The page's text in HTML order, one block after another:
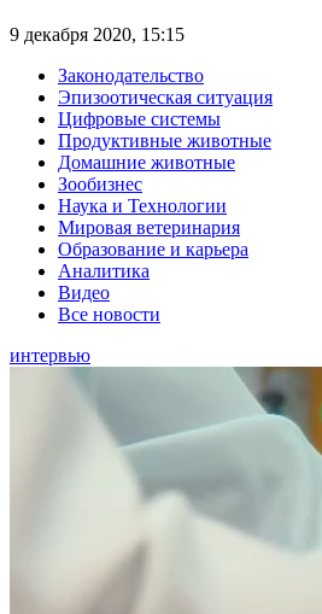
9 декабря 2020, 15:15
Законодательство
Эпизоотическая ситуация
Цифровые системы
Продуктивные животные
Домашние животные
Зообизнес
Наука и Технологии
Мировая ветеринария
Образование и карьера
Аналитика
Видео
Все новости
интервью